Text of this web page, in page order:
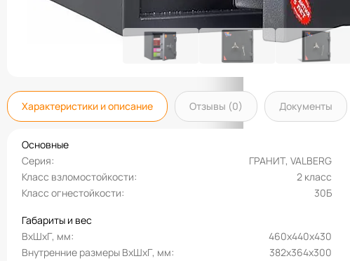
Характеристики и описание Отзывы (0) Документы
Основные
Серия
ГРАНИТ, VALBERG
Класс взломостойкости
2 класс
Класс огнестойкости
30Б
Габариты и вес
ВхШхГ, мм
460х440х430
Внутренние размеры ВхШхГ, мм
382х364х300